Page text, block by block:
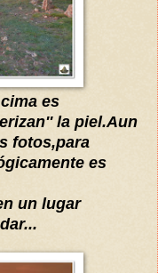
es
la piel.Aun
fotos,para
es
un lugar